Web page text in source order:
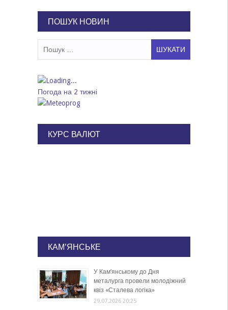
ПОШУК НОВИН
Погода на 2 тижні
КУРС ВАЛЮТ
КАМ'ЯНСЬКЕ
У Кам’янському до Дня
металурга провели молодіжний
квіз «Сталева логіка»
29.07.2026 20:25